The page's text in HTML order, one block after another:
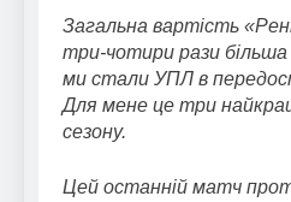
Загальна вартість
три-чотири рази
ми стали УПЛ в
Для мене це три
сезону.
Цей останній матч